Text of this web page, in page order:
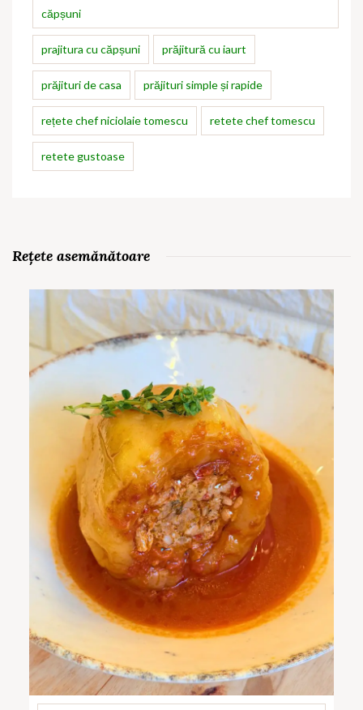
căpșuni
prajitura cu căpșuni prăjitură cu iaurt
prăjituri de casa prăjituri simple și rapide
rețete chef niciolaie tomescu retete chef tomescu
retete gustoase
Rețete asemănătoare